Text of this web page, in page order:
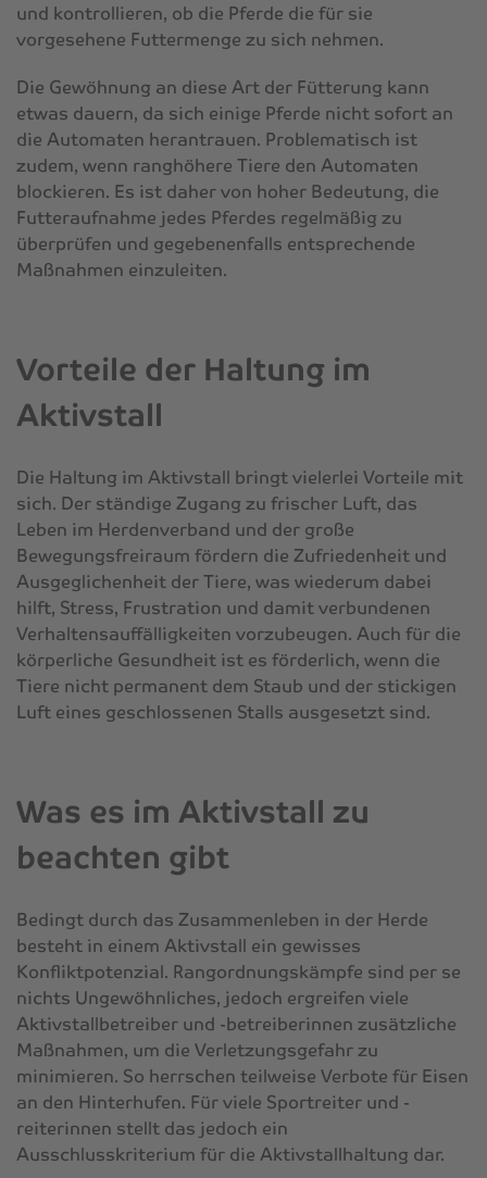
und kontrollieren, ob die Pferde die für sie
vorgesehene Futtermenge zu sich nehmen.
Die Gewöhnung an diese Art der Fütterung kann
etwas dauern, da sich einige Pferde nicht sofort an
die Automaten herantrauen. Problematisch ist
zudem, wenn ranghöhere Tiere den Automaten
blockieren. Es ist daher von hoher Bedeutung, die
Futteraufnahme jedes Pferdes regelmäßig zu
überprüfen und gegebenenfalls entsprechende
Maßnahmen einzuleiten.
Vorteile der Haltung im
Aktivstall
Die Haltung im Aktivstall bringt vielerlei Vorteile mit
sich. Der ständige Zugang zu frischer Luft, das
Leben im Herdenverband und der große
Bewegungsfreiraum fördern die Zufriedenheit und
Ausgeglichenheit der Tiere, was wiederum dabei
hilft, Stress, Frustration und damit verbundenen
Verhaltensauffälligkeiten vorzubeugen. Auch für die
körperliche Gesundheit ist es förderlich, wenn die
Tiere nicht permanent dem Staub und der stickigen
Luft eines geschlossenen Stalls ausgesetzt sind.
Was es im Aktivstall zu
beachten gibt
Bedingt durch das Zusammenleben in der Herde
besteht in einem Aktivstall ein gewisses
Konfliktpotenzial. Rangordnungskämpfe sind per se
nichts Ungewöhnliches, jedoch ergreifen viele
Aktivstallbetreiber und -betreiberinnen zusätzliche
Maßnahmen, um die Verletzungsgefahr zu
minimieren. So herrschen teilweise Verbote für Eisen
an den Hinterhufen. Für viele Sportreiter und -
reiterinnen stellt das jedoch ein
Ausschlusskriterium für die Aktivstallhaltung dar.